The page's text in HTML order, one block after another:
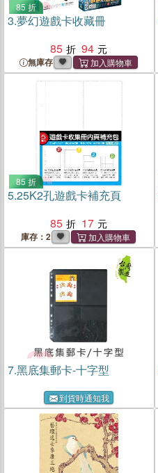
85 折
3.夢幻遊戲卡收藏冊
85
94
無庫存
85 折
5.25K2孔遊戲卡補充頁
85
17
庫存：2
7.黑底集郵卡-十字型
到貨時通知我